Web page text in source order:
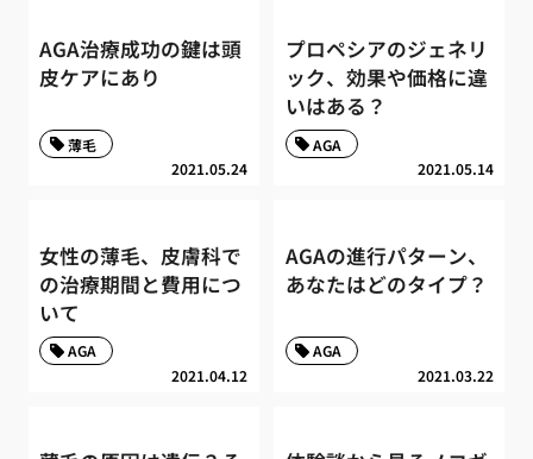
AGA治療成功の鍵は頭
皮ケアにあり
2021.05.24
薄毛
プロペシアのジェネリ
ック、効果や価格に違
いはある？
2021.05.14
AGA
女性の薄毛、皮膚科で
の治療期間と費用につ
いて
2021.04.12
AGA
AGAの進行パターン、
あなたはどのタイプ？
2021.03.22
AGA